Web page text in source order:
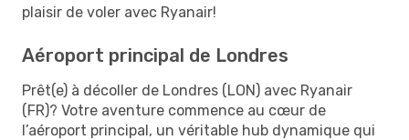
plaisir de voler avec Ryanair!
Aéroport principal de Londres
Prêt(e) à décoller de Londres (LON) avec Ryanair
(FR)? Votre aventure commence au cœur de
l’aéroport principal, un véritable hub dynamique qui